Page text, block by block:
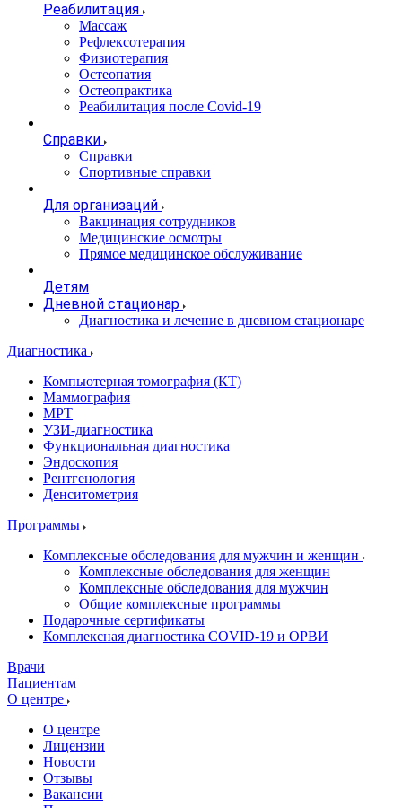
Реабилитация
Массаж
Рефлексотерапия
Физиотерапия
Остеопатия
Остеопрактика
Реабилитация после Covid-19
Справки
Справки
Спортивные справки
Для организаций
Вакцинация сотрудников
Медицинские осмотры
Прямое медицинское обслуживание
Детям
Дневной стационар
Диагностика и лечение в дневном стационаре
Диагностика
Компьютерная томография (КТ)
Маммография
МРТ
УЗИ-диагностика
Функциональная диагностика
Эндоскопия
Рентгенология
Денситометрия
Программы
Комплексные обследования для мужчин и женщин
Комплексные обследования для женщин
Комплексные обследования для мужчин
Общие комплексные программы
Подарочные сертификаты
Комплексная диагностика COVID-19 и ОРВИ
Врачи
Пациентам
О центре
О центре
Лицензии
Новости
Отзывы
Вакансии